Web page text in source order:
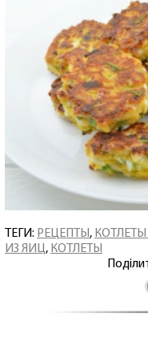
ТЕГИ: РЕЦЕПТЫ ,
ИЗ ЯИЦ, КОТЛЕТЫ